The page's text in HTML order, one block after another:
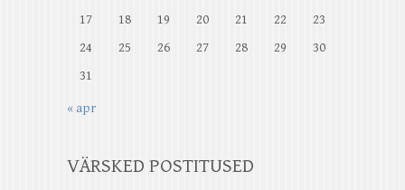
17
18 19 20 21 22
23
24
25 26 27 28 29
30
31
« apr
VÄRSKED POSTITUSED